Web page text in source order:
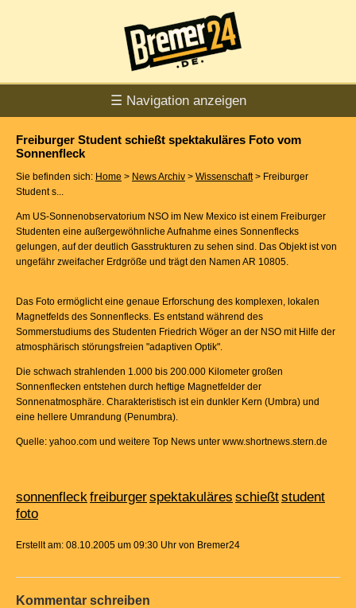
☰ Navigation anzeigen
Freiburger Student schießt spektakuläres Foto vom
Sonnenfleck
Sie befinden sich: Home > News Archiv > Wissenschaft> Freiburger
Student s...
Am US-Sonnenobservatorium NSO im New Mexico ist einem Freiburger
Studenten eine außergewöhnliche Aufnahme eines Sonnenflecks
gelungen, auf der deutlich Gasstrukturen zu sehen sind. Das Objekt ist von
ungefähr zweifacher Erdgröße und trägt den Namen AR 10805.
Das Foto ermöglicht eine genaue Erforschung des komplexen, lokalen
Magnetfelds des Sonnenflecks. Es entstand während des
Sommerstudiums des Studenten Friedrich Wöger an der NSO mit Hilfe der
atmosphärisch störungsfreien "adaptiven Optik".
Die schwach strahlenden 1.000 bis 200.000 Kilometer großen
Sonnenflecken entstehen durch heftige Magnetfelder der
Sonnenatmosphäre. Charakteristisch ist ein dunkler Kern (Umbra) und
eine hellere Umrandung (Penumbra).
Quelle: yahoo.com und weitere Top News unter www.shortnews.stern.de
sonnenfleckfreiburgerspektakuläres schießtstudent
foto
Erstellt am: 08.10.2005 um 09:30 Uhr von Bremer24
Kommentar schreiben